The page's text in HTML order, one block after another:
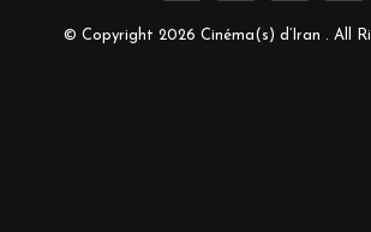
© Copyright 2026 Cinéma(s) d’Iran . All